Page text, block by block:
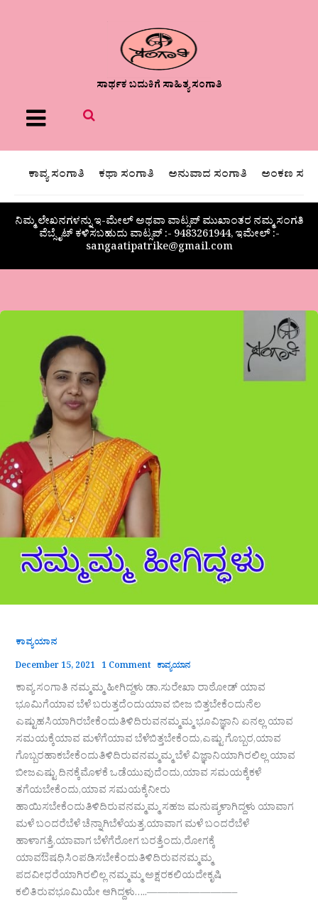
ಸಾರ್ಥಕ ಬದುಕಿಗೆ ಸಾಹಿತ್ಯ ಸಂಗಾತಿ
Menu
ಕಾವ್ಯ ಸಂಗಾತಿ ಕಥಾ ಸಂಗಾತಿ ಅನುವಾದ ಸಂಗಾತಿ ಅಂಕಣ
ನಿಮ್ಮ ಲೇಖನಗಳನ್ನು ಇ-ಮೇಲ್ ಅಥವಾ ವಾಟ್ಸಪ್ ಮುಖಾಂತರ ನಮ್ಮ ಸಂಗತಿ
ವೆಬ್ಸೈಟ್ ಕಳಿಸಬಹುದು ವಾಟ್ಸಪ್‌ :- 9483261944, ಇಮೇಲ್ :-
sangaatipatrike@gmail.com
ಕಾವ್ಯಯಾನ
December 15, 2021 1 Comment ಕಾವ್ಯಯಾನ
ಕಾವ್ಯ ಸಂಗಾತಿ ನಮ್ಮಮ್ಮ ಹೀಗಿದ್ದಳು ಡಾ.ಸುರೇಖಾ ರಾಠೋಡ್ ಯಾವ
ಭೂಮಿಗೆಯಾವ ಬೆಳೆ ಬರುತ್ತದೆಂದುಯಾವ ಬೀಜ ಬಿತ್ತಬೇಕೆಂದುನೆಲ
ಎಷ್ಟುಹಸಿಯಾಗಿರಬೇಕೆಂದುತಿಳಿದಿರುವನಮ್ಮಮ್ಮ ಭೂವಿಜ್ಞಾನಿ ಏನಲ್ಲ ಯಾವ
ಸಮಯಕ್ಕೆಯಾವ ಮಳೆಗೆಯಾವ ಬೆಳೆಬಿತ್ತಬೇಕೆಂದು,ಎಷ್ಟು ಗೊಬ್ಬರ,ಯಾವ
ಗೊಬ್ಬರಹಾಕಬೇಕೆಂದುತಿಳಿದಿರುವನಮ್ಮಮ್ಮ ಬೆಳೆ ವಿಜ್ಞಾನಿಯಾಗಿರಲಿಲ್ಲ ಯಾವ
ಬೀಜಎಷ್ಟು ದಿನಕ್ಕೆಮೊಳಕೆ ಒಡೆಯುವುದೆಂದು,ಯಾವ ಸಮಯಕ್ಕೆಕಳೆ
ತಗೆಯಬೇಕೆಂದು,ಯಾವ ಸಮಯಕ್ಕೆನೀರು
ಹಾಯಿಸಬೇಕೆಂದುತಿಳಿದಿರುವನಮ್ಮಮ್ಮ ಸಹಜ ಮನುಷ್ಯಳಾಗಿದ್ದಳು ಯಾವಾಗ
ಮಳೆ ಬಂದರೆಬೆಳೆ ಚೆನ್ನಾಗಿಬೆಳೆಯತ್ತ,ಯಾವಾಗ ಮಳೆ ಬಂದರೆಬೆಳೆ
ಹಾಳಾಗತ್ತೆ,ಯಾವಾಗ ಬೆಳೆಗೆರೋಗ ಬರತ್ತೆಂದು,ರೋಗಕ್ಕೆ
ಯಾವಔಷಧಿಸಿಂಪಡಿಸಬೇಕೆಂದುತಿಳಿದಿರುವನಮ್ಮಮ್ಮ
ಪದವೀಧರೆಯಾಗಿರಲಿಲ್ಲ ನಮ್ಮಮ್ಮ ಅಕ್ಷರಕಲಿಯದೇಕೃಷಿ
ಕಲಿತಿರುವಭೂಮಿಯೇ ಆಗಿದ್ದಳು…..————————–